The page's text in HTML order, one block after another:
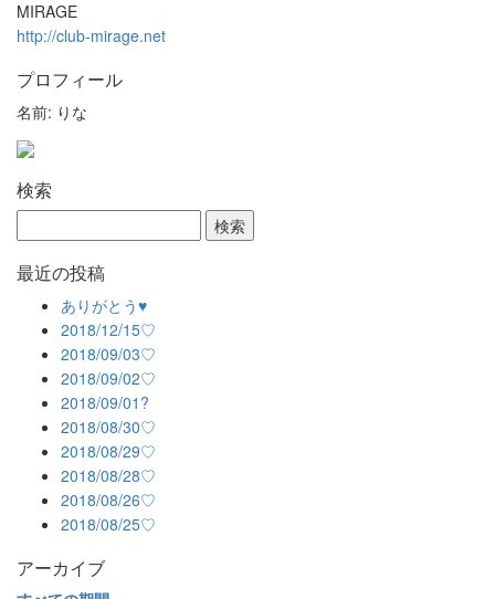
MIRAGE
http://club-mirage.net
プロフィール
名前: りな
検索
最近の投稿
ありがとう♥
2018/12/15♡
2018/09/03♡
2018/09/02♡
2018/09/01?
2018/08/30♡
2018/08/29♡
2018/08/28♡
2018/08/26♡
2018/08/25♡
アーカイブ